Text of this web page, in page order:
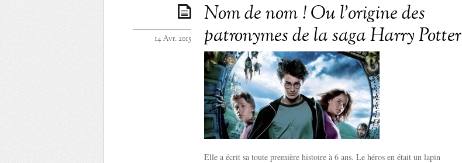
Nom de nom ! Ou l’origine des
patronymes de la saga Harry Potter
14 Avr. 2015
Elle a écrit sa toute première histoire à 6 ans. Le héros en était un lapin